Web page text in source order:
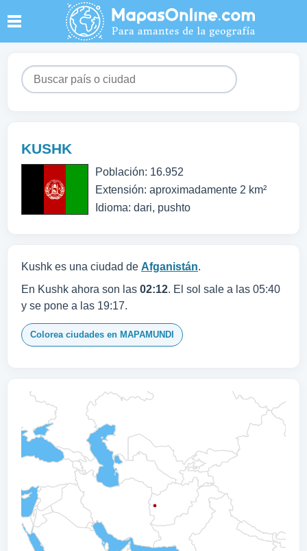
KUSHK
Población: 16.952
Extensión: aproximadamente 2 km²
Idioma: dari, pushto
Kushk es una ciudad de Afganistán.
En Kushk ahora son las 02:12. El sol sale a las 05:40
y se pone a las 19:17.
Colorea ciudades en MAPAMUNDI